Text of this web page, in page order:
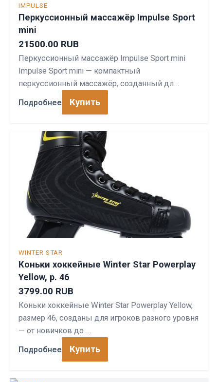
IMPULSE
Перкуссионный массажёр Impulse Sport
mini
21500.00 RUB
Перкуссионный массажёр Impulse Sport mini
Impulse Sport mini — компактный
перкуссионный массажёр, созданный дл…
Подробнее Купить
WINTER STAR
Коньки хоккейные Winter Star Powerplay
Yellow, р. 46
3799.00 RUB
Коньки хоккейные Winter Star Powerplay Yellow,
размер 46, созданы для игроков разного уровня
— от новичков до …
Подробнее Купить